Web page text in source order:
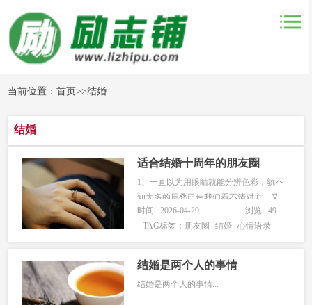
当前位置：首页>>结婚
结婚
适合结婚十周年的朋友圈
1、一直以为用眼睛就能分辨色彩，孰不
知太多的层叠已使我们看不清对方，又
或者，那些颜色一直未变，只是心，动
了。2、承诺常常很像蝴蝶，希望各位朋
更好!3、我们像…...
时间 : 2026-04-29
浏览 : 49
TAG标签： 朋友圈 结婚 心情语录
结婚是两个人的事情
结婚是两个人的事情...